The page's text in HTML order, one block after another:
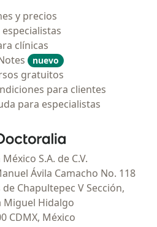
y precios
especialistas
clínicas
nuevo
gratuitos
para clientes
para especialistas
Doctoralia - Página de inicio
S.A. de C.V.
Ávila Camacho No. 118
Chapultepec V Sección,
Miguel Hidalgo
CDMX, México